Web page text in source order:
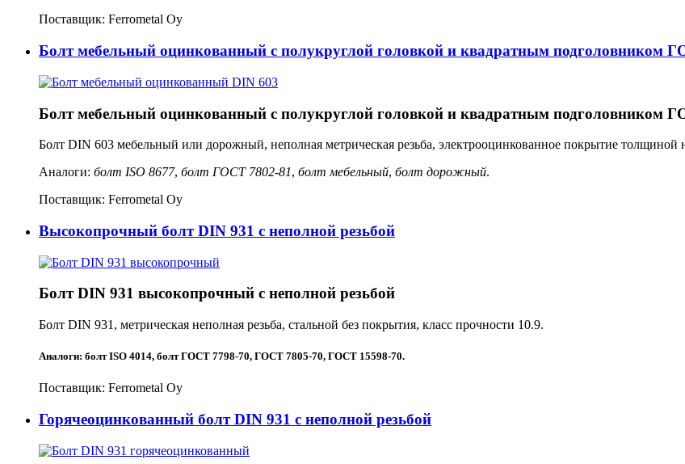
Поставщик: Ferrometal Oy
Болт мебельный оцинкованный с полукруглой головкой и квадратным подголовником
Болт мебельный оцинкованный с полукруглой головкой и квадратным подголовником
Болт DIN 603 мебельный или дорожный, неполная метрическая резьба, электрооцинкованное покрытие толщиной
Аналоги: болт ISO 8677, болт ГОСТ 7802-81, болт мебельный, болт дорожный.
Поставщик: Ferrometal Oy
Высокопрочный болт DIN 931 с неполной резьбой
Болт DIN 931 высокопрочный с неполной резьбой
Болт DIN 931, метрическая неполная резьба, стальной без покрытия, класс прочности 10.9.
Аналоги: болт ISO 4014, болт ГОСТ 7798-70, ГОСТ 7805-70, ГОСТ 15598-70.
Поставщик: Ferrometal Oy
Горячеоцинкованный болт DIN 931 с неполной резьбой